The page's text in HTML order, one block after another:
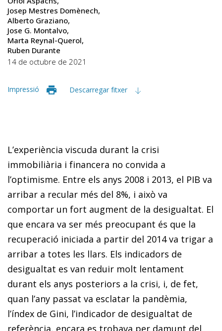
Josep Mestres Domènech
Alberto Graziano
Jose G. Montalvo
Marta Reynal-Querol
Ruben Durante
14 de octubre de 2021
Impressió Descarregar fitxer
L’experiència viscuda durant la crisi
immobiliària i financera no convida a
l’optimisme. Entre els anys 2008 i 2013, el PIB va
arribar a recular més del 8%, i això va
comportar un fort augment de la desigualtat. El
que encara va ser més preocupant és que la
recuperació iniciada a partir del 2014 va trigar a
arribar a totes les llars. Els indicadors de
desigualtat es van reduir molt lentament
durant els anys posteriors a la crisi, i, de fet,
quan l’any passat va esclatar la pandèmia,
l’índex de Gini, l’indicador de desigualtat de
referència, encara es trobava per damunt del